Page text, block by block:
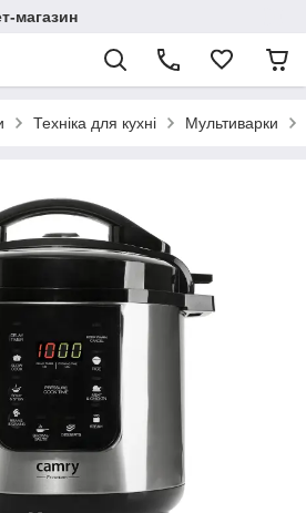
магазин
Техніка для кухні Мультиварки